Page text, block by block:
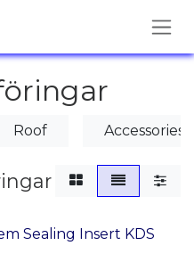
Roof Accessories
Sealing Insert KDS